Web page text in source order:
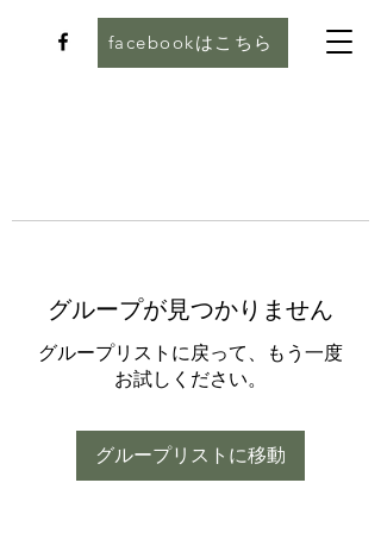
facebookはこちら
グループが見つかりません
グループリストに戻って、もう一度
お試しください。
グループリストに移動